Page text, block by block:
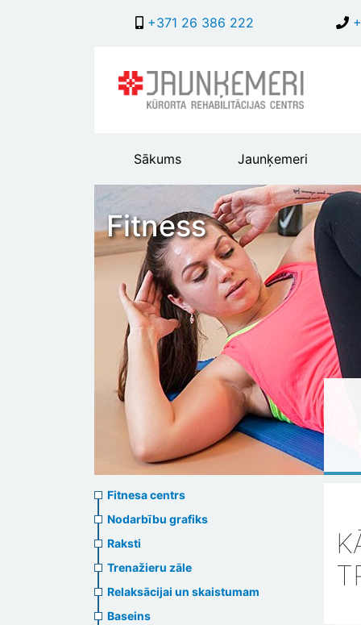
+371 26 386 222
Main
header
menu
Sākums Jaunķemeri
Fitness
Sports
menu
Fitnesa centrs
Nodarbību grafiks
Raksti
Trenažieru zāle
Relaksācijai un skaistumam
Baseins